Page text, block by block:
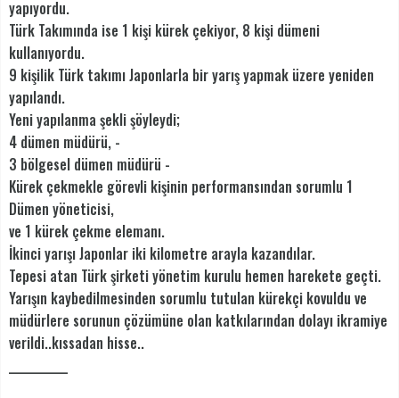
yapıyordu.
Türk Takımında ise 1 kişi kürek çekiyor, 8 kişi dümeni
kullanıyordu.
9 kişilik Türk takımı Japonlarla bir yarış yapmak üzere yeniden
yapılandı.
Yeni yapılanma şekli şöyleydi;
4 dümen müdürü, -
3 bölgesel dümen müdürü -
Kürek çekmekle görevli kişinin performansından sorumlu 1
Dümen yöneticisi,
ve 1 kürek çekme elemanı.
İkinci yarışı Japonlar iki kilometre arayla kazandılar.
Tepesi atan Türk şirketi yönetim kurulu hemen harekete geçti.
Yarışın kaybedilmesinden sorumlu tutulan kürekçi kovuldu ve
müdürlere sorunun çözümüne olan katkılarından dolayı ikramiye
verildi..kıssadan hisse..